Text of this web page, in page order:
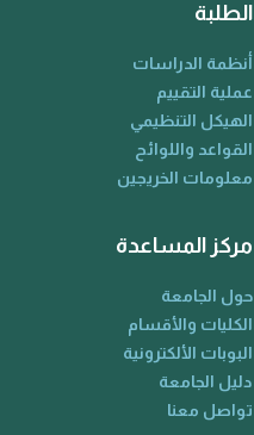
الطلبة
أنظمة الدراسات
عملية التقييم
الهيكل التنظيمي
القواعد واللوائح
معلومات الخريجين
مركز المساعدة
حول الجامعة
الكليات والأقسام
البوبات الألكترونية
دليل الجامعة
تواصل معنا